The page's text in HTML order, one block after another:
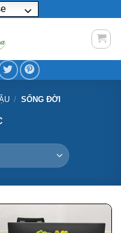
/ SỐNG ĐỜI